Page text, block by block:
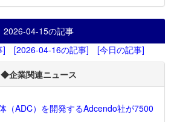
2026-04-15の記事
]
[2026-04-16の記事] [今日の記事]
◆企業関連ニュース
（ADC）を開発するAdcendo社が7500